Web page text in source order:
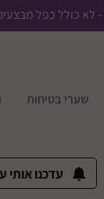
- לא כולל כפל
שערי בטיחות
עדכנו אותי